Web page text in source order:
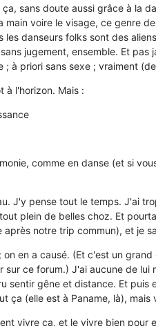
sans doute aussi grâce à la
voire le visage, ce genre
danseurs folks sont des
jugement, ensemble. Et pas
à priori sans sexe ; vraiment
à l'horizon. Mais :
comme en danse (et si
J'y pense tout le temps. J'ai
plein de belles choz. Et
notre trip commun), et je
en a causé. (Et c'est un
ce forum.) J'ai aucune de lui
sentir gêne et distance. Et puis
ça (elle est à Paname, là), mais
vivre ça, et le vivre bien pour